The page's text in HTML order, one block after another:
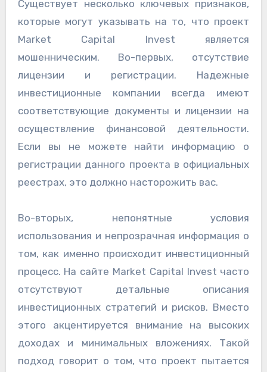
Существует несколько ключевых признаков,
которые могут указывать на то, что проект
Market Capital Invest является
мошенническим. Во-первых, отсутствие
лицензии и регистрации. Надежные
инвестиционные компании всегда имеют
соответствующие документы и лицензии на
осуществление финансовой деятельности.
Если вы не можете найти информацию о
регистрации данного проекта в официальных
реестрах, это должно насторожить вас.
Во-вторых, непонятные условия
использования и непрозрачная информация о
том, как именно происходит инвестиционный
процесс. На сайте Market Capital Invest часто
отсутствуют детальные описания
инвестиционных стратегий и рисков. Вместо
этого акцентируется внимание на высоких
доходах и минимальных вложениях. Такой
подход говорит о том, что проект пытается